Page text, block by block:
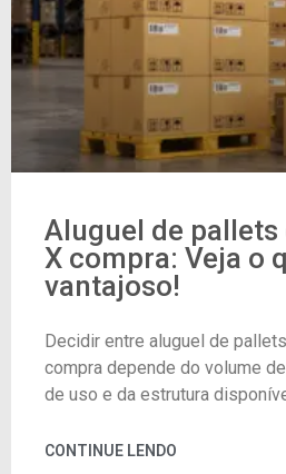
Aluguel de pallets
X compra: Veja o
vantajoso!
Decidir entre aluguel de
compra depende do volume
de uso e da estrutura
CONTINUE LENDO